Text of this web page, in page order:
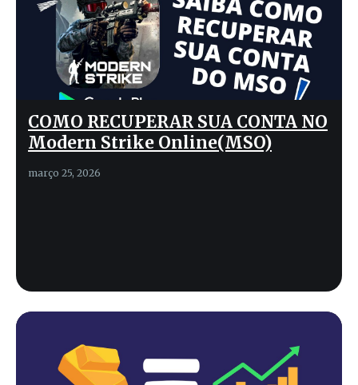
COMO RECUPERAR SUA CONTA NO
Modern Strike Online(MSO)
março 25, 2026